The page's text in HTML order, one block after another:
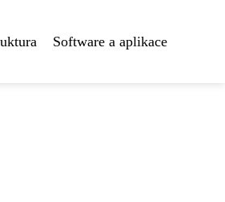
Software a aplikace